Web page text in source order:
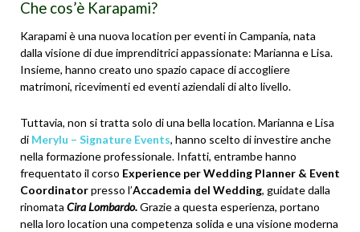
Che cos’è Karapami?
Karapami è una nuova location per eventi in Campania, nata
dalla visione di due imprenditrici appassionate: Marianna e Lisa.
Insieme, hanno creato uno spazio capace di accogliere
matrimoni, ricevimenti ed eventi aziendali di alto livello.
Tuttavia, non si tratta solo di una bella location. Marianna e Lisa
di Merylu – Signature Events, hanno scelto di investire anche
nella formazione professionale. Infatti, entrambe hanno
frequentato il corso Experience per Wedding Planner & Event
Coordinatorpresso l’Accademia del Wedding, guidate dalla
rinomata Cira Lombardo.Grazie a questa esperienza, portano
nella loro location una competenza solida e una visione moderna